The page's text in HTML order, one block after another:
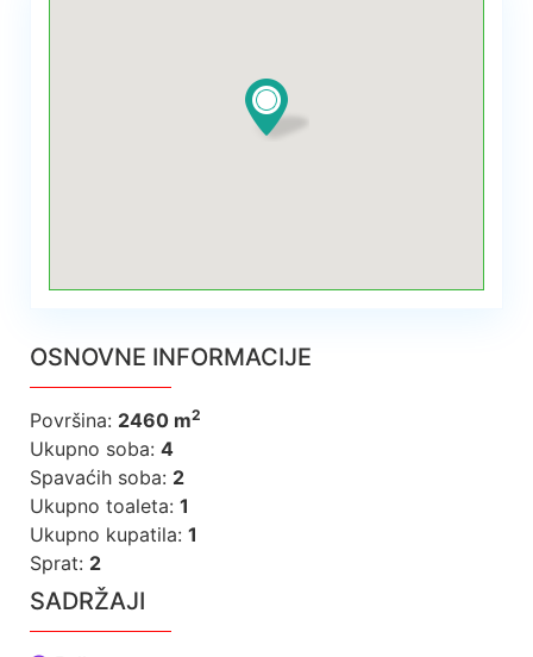
OSNOVNE INFORMACIJE
Površina: 2460 m2
Ukupno soba: 4
Spavaćih soba: 2
Ukupno toaleta: 1
Ukupno kupatila: 1
Sprat: 2
SADRŽAJI